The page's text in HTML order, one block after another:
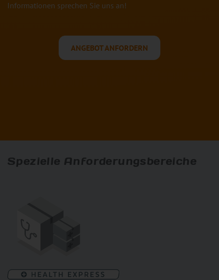
Informationen sprechen Sie uns an!
ANGEBOT ANFORDERN
Spezielle Anforderungsbereiche